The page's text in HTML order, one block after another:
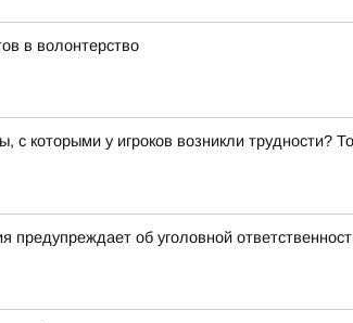
в волонтерство
которыми у игроков возникли трудности?
об уголовной